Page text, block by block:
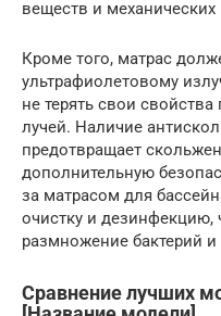
веществ и
Кроме того, матрас
ультрафиолетовому
не терять свои
лучей. Наличие
предотвращает
дополнительную
за матрасом для
очистку и дезинфекцию,
размножение бактерий и
Сравнение лучших